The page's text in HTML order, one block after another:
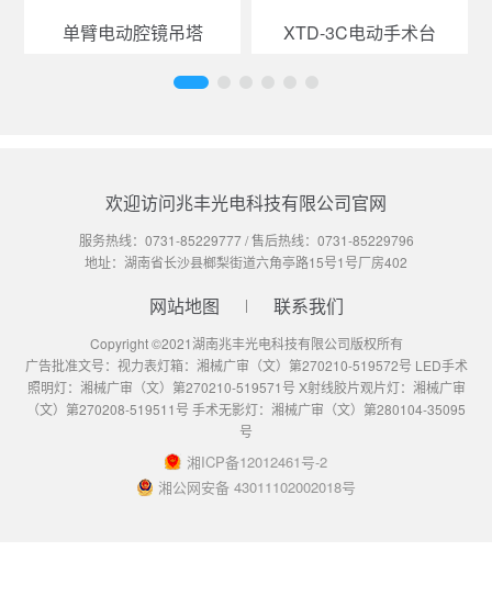
单臂电动腔镜吊塔 XTD-3C电动手术台
欢迎访问兆丰光电科技有限公司官网
服务热线： 0731-85229777/ 售后热线： 0731-85229796
地址：湖南省长沙县榔梨街道六角亭路15号1号厂房402
网站地图 联系我们
Copyright ©2021湖南兆丰光电科技有限公司版权所有
广告批准文号：视力表灯箱：湘械广审（文）第270210-519572号 LED手术
照明灯：湘械广审（文）第270210-519571号 X射线胶片观片灯：湘械广审
（文）第270208-519511号 手术无影灯：湘械广审（文）第280104-35095
号
湘ICP备12012461号-2
湘公网安备 43011102002018号